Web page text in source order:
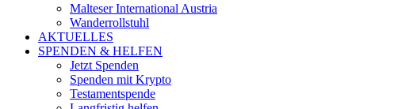
Malteser International Austria
Wanderrollstuhl
AKTUELLES
SPENDEN & HELFEN
Jetzt Spenden
Spenden mit Krypto
Testamentspende